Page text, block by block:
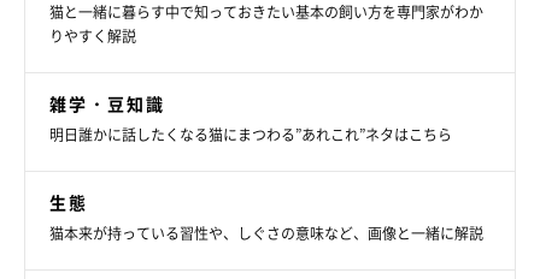
猫と一緒に暮らす中で知っておきたい基本の飼い方を専門家がわか
りやすく解説
雑学・豆知識
明日誰かに話したくなる猫にまつわる”あれこれ”ネタはこちら
生態
猫本来が持っている習性や、しぐさの意味など、画像と一緒に解説